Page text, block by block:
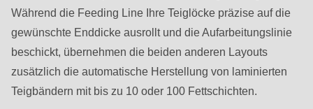
Während die Feeding Line Ihre Teiglöcke präzise auf die
gewünschte Enddicke ausrollt und die Aufarbeitungslinie
beschickt, übernehmen die beiden anderen Layouts
zusätzlich die automatische Herstellung von laminierten
Teigbändern mit bis zu 10 oder 100 Fettschichten.